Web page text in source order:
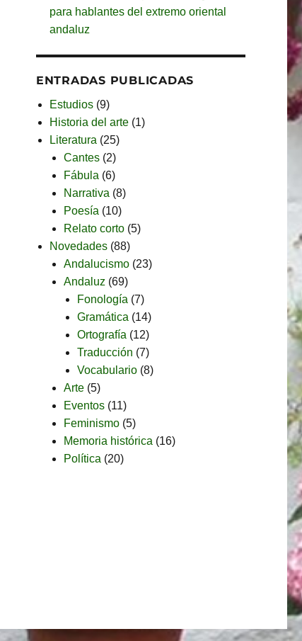
para hablantes del extremo oriental
andaluz
ENTRADAS PUBLICADAS
Estudios (9)
Historia del arte (1)
Literatura (25)
Cantes(2)
Fábula (6)
Narrativa (8)
Poesía (10)
Relato corto(5)
Novedades (88)
Andalucismo(23)
Andaluz (69)
Fonología (7)
Gramática (14)
Ortografía (12)
Traducción (7)
Vocabulario (8)
Arte(5)
Eventos(11)
Feminismo(5)
Memoria histórica (16)
Política (20)